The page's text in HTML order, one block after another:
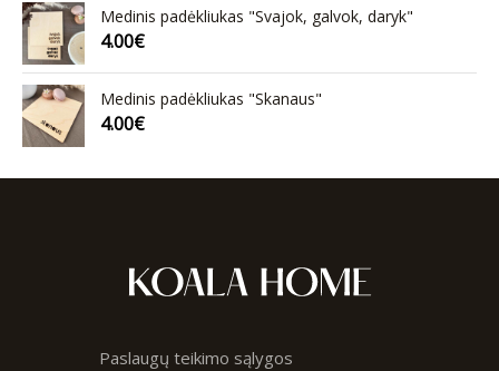
Medinis padėkliukas "Svajok, galvok, daryk"
4.00€
Medinis padėkliukas "Skanaus"
4.00€
Paslaugų teikimo sąlygos